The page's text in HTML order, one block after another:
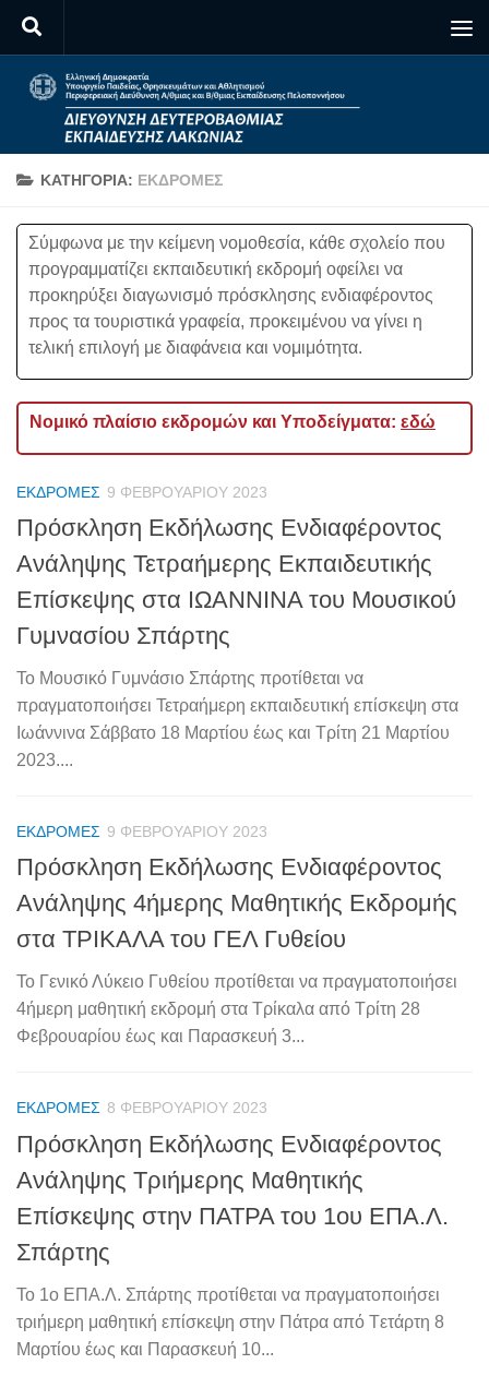
Skip to content
ΚΑΤΗΓΟΡΊΑ: ΕΚΔΡΟΜΈΣ
Σύμφωνα με την κείμενη νομοθεσία, κάθε σχολείο που
προγραμματίζει εκπαιδευτική εκδρομή οφείλει να
προκηρύξει διαγωνισμό πρόσκλησης ενδιαφέροντος
προς τα τουριστικά γραφεία, προκειμένου να γίνει η
τελική επιλογή με διαφάνεια και νομιμότητα.
Νομικό πλαίσιο εκδρομών και Υποδείγματα: εδώ
ΕΚΔΡΟΜΈΣ 9 ΦΕΒΡΟΥΑΡΊΟΥ 2023
Πρόσκληση Εκδήλωσης Ενδιαφέροντος
Ανάληψης Τετραήμερης Εκπαιδευτικής
Επίσκεψης στα ΙΩΑΝΝΙΝΑ του Μουσικού
Γυμνασίου Σπάρτης
Το Μουσικό Γυμνάσιο Σπάρτης προτίθεται να
πραγματοποιήσει Τετραήμερη εκπαιδευτική επίσκεψη στα
Ιωάννινα Σάββατο 18 Μαρτίου έως και Τρίτη 21 Μαρτίου
2023....
ΕΚΔΡΟΜΈΣ 9 ΦΕΒΡΟΥΑΡΊΟΥ 2023
Πρόσκληση Εκδήλωσης Ενδιαφέροντος
Ανάληψης 4ήμερης Μαθητικής Εκδρομής
στα ΤΡΙΚΑΛΑ του ΓΕΛ Γυθείου
Το Γενικό Λύκειο Γυθείου προτίθεται να πραγματοποιήσει
4ήμερη μαθητική εκδρομή στα Τρίκαλα από Tρίτη 28
Φεβρουαρίου έως και Παρασκευή 3...
ΕΚΔΡΟΜΈΣ 8 ΦΕΒΡΟΥΑΡΊΟΥ 2023
Πρόσκληση Εκδήλωσης Ενδιαφέροντος
Ανάληψης Τριήμερης Μαθητικής
Επίσκεψης στην ΠΑΤΡΑ του 1ου ΕΠΑ.Λ.
Σπάρτης
Το 1ο ΕΠΑ.Λ. Σπάρτης προτίθεται να πραγματοποιήσει
τριήμερη μαθητική επίσκεψη στην Πάτρα από Tετάρτη 8
Μαρτίου έως και Παρασκευή 10...